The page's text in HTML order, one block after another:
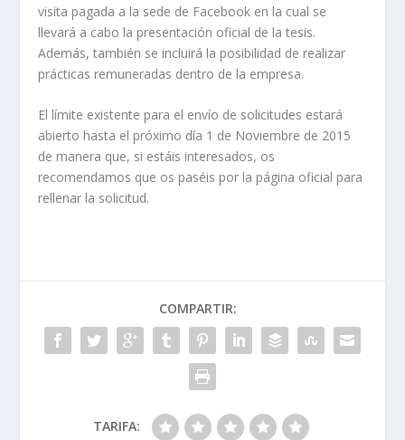
visita pagada a la sede de Facebook en la cual se
llevará a cabo la presentación oficial de la tesis.
Además, también se incluirá la posibilidad de realizar
prácticas remuneradas dentro de la empresa.
El límite existente para el envío de solicitudes estará
abierto hasta el próximo día 1 de Noviembre de 2015
de manera que, si estáis interesados, os
recomendamos que os paséis por la página oficial para
rellenar la solicitud.
COMPARTIR:
TARIFA: